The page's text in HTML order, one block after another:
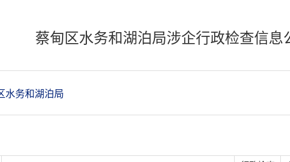
蔡甸区水务和湖泊局涉企行政检查信息
水务和湖泊局